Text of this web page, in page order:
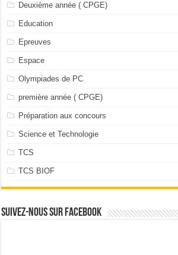
Deuxième année ( CPGE)
Education
Epreuves
Espace
Olympiades de PC
première année ( CPGE)
Préparation aux concours
Science et Technologie
TCS
TCS BIOF
Suivez-nous sur facebook